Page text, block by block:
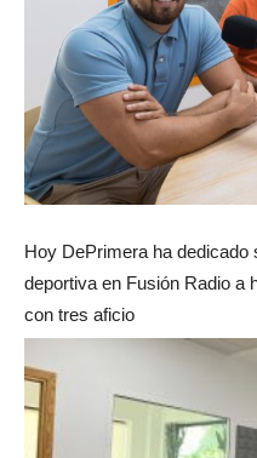
Hoy DePrimera ha
deportiva en Fusión Radio a
con tres aficio